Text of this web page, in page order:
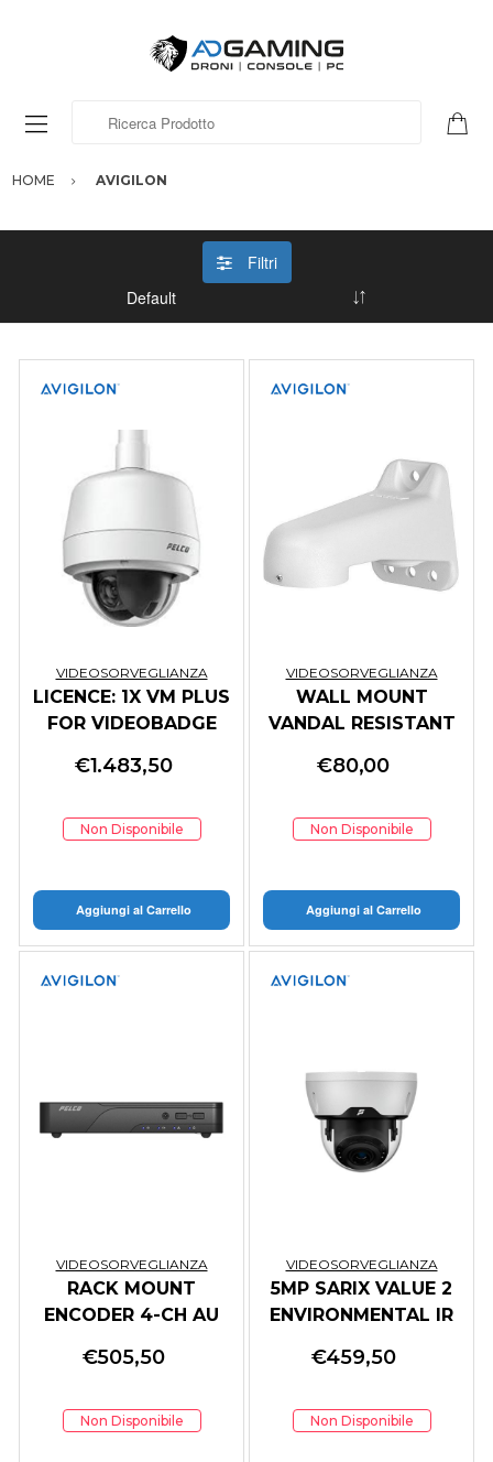
HOME AVIGILON
Filtri
VIDEOSORVEGLIANZA
LICENCE: 1X VM PLUS
FOR VIDEOBADGE
€1.483,50
Non Disponibile
Aggiungi al Carrello
VIDEOSORVEGLIANZA
WALL MOUNT
VANDAL RESISTANT
LIGH
€80,00
Non Disponibile
Aggiungi al Carrello
VIDEOSORVEGLIANZA
RACK MOUNT
ENCODER 4-CH AU
€505,50
Non Disponibile
VIDEOSORVEGLIANZA
5MP SARIX VALUE 2
ENVIRONMENTAL IR
€459,50
Non Disponibile